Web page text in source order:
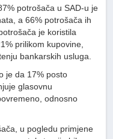
potrošača u SAD-u je
a 66% potrošača ih
je koristila
prilikom kupovine,
bankarskih usluga.
je da 17% posto
glasovnu
odnosno
u pogledu primjene